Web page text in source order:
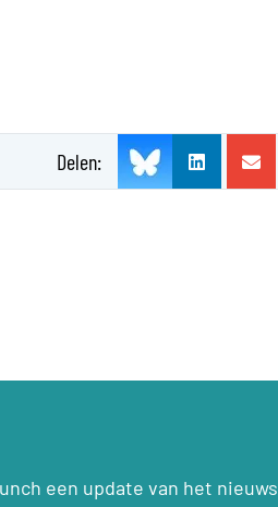
Delen:
een update van het nieuws